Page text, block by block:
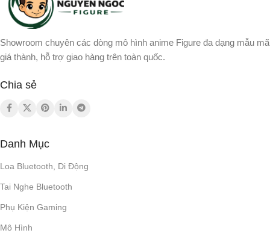
Showroom chuyên các dòng mô hình anime Figure đa dạng mẫu mã
giá thành, hỗ trợ giao hàng trên toàn quốc.
Chia sẻ
Danh Mục
Loa Bluetooth, Di Động
Tai Nghe Bluetooth
Phụ Kiện Gaming
Mô Hình